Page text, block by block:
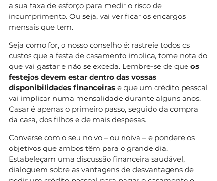
a sua taxa de esforço para medir o risco de
incumprimento. Ou seja, vai verificar os encargos
mensais que tem.
Seja como for, o nosso conselho é: rastreie todos os
custos que a festa de casamento implica, tome nota do
que vai gastar e não se exceda. Lembre-se de que os
festejos devem estar dentro das vossas
disponibilidades financeiras e que um crédito pessoal
vai implicar numa mensalidade durante alguns anos.
Casar é apenas o primeiro passo, seguido da compra
da casa, dos filhos e de mais despesas.
Converse com o seu noivo – ou noiva – e pondere os
objetivos que ambos têm para o grande dia.
Estabeleçam uma discussão financeira saudável,
dialoguem sobre as vantagens de desvantagens de